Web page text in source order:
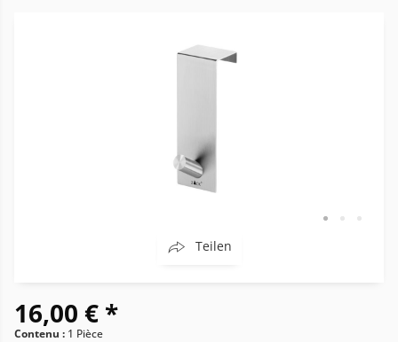
Teilen
16,00 € *
Contenu : 1 Pièce